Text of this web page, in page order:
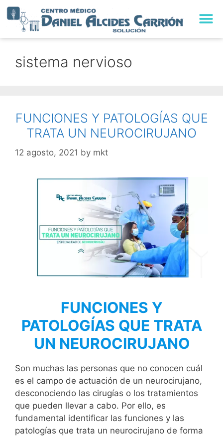
sistema nervioso
FUNCIONES Y PATOLOGÍAS QUE
TRATA UN NEUROCIRUJANO
12 agosto, 2021 by mkt
FUNCIONES Y
PATOLOGÍAS QUE TRATA
UN NEUROCIRUJANO
Son muchas las personas que no conocen cuál
es el campo de actuación de un neurocirujano,
desconociendo las cirugías o los tratamientos
que pueden llevar a cabo. Por ello, es
fundamental identificar las funciones y las
patologías que trata un neurocirujano de forma